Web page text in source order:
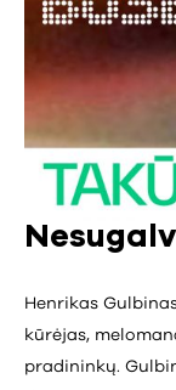
Henrikas
kūrėjas,
pradininkų.